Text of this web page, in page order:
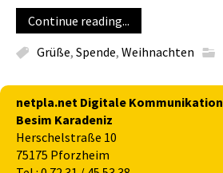
Continue reading...
Grüße, Spende, Weihnachten
netpla.net Digitale Kommunikation
Besim Karadeniz
Herschelstraße 10
75175 Pforzheim